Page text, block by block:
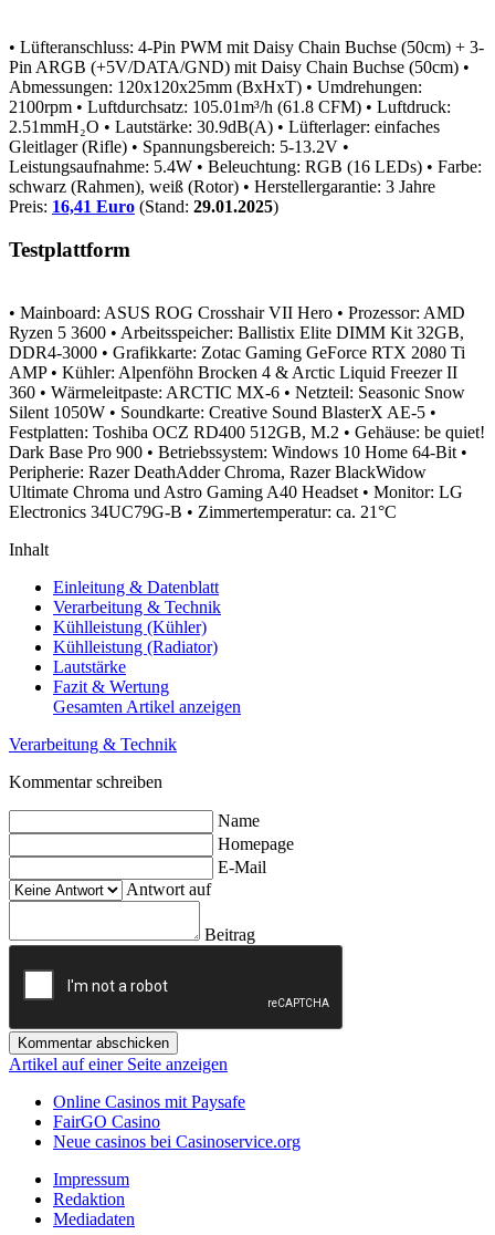
• Lüfteranschluss: 4-Pin PWM mit Daisy Chain Buchse (50cm) + 3-
Pin ARGB (+5V/DATA/GND) mit Daisy Chain Buchse (50cm) •
Abmessungen: 120x120x25mm (BxHxT) • Umdrehungen:
2100rpm • Luftdurchsatz: 105.01m³/h (61.8 CFM) • Luftdruck:
2.51mmH₂O • Lautstärke: 30.9dB(A) • Lüfterlager: einfaches
Gleitlager (Rifle) • Spannungsbereich: 5-13.2V •
Leistungsaufnahme: 5.4W • Beleuchtung: RGB (16 LEDs) • Farbe:
schwarz (Rahmen), weiß (Rotor) • Herstellergarantie: 3 Jahre
Preis: 16,41 Euro (Stand: 29.01.2025)
Testplattform
• Mainboard: ASUS ROG Crosshair VII Hero • Prozessor: AMD
Ryzen 5 3600 • Arbeitsspeicher: Ballistix Elite DIMM Kit 32GB,
DDR4-3000 • Grafikkarte: Zotac Gaming GeForce RTX 2080 Ti
AMP • Kühler: Alpenföhn Brocken 4 & Arctic Liquid Freezer II
360 • Wärmeleitpaste: ARCTIC MX-6 • Netzteil: Seasonic Snow
Silent 1050W • Soundkarte: Creative Sound BlasterX AE-5 •
Festplatten: Toshiba OCZ RD400 512GB, M.2 • Gehäuse: be quiet!
Dark Base Pro 900 • Betriebssystem: Windows 10 Home 64-Bit •
Peripherie: Razer DeathAdder Chroma, Razer BlackWidow
Ultimate Chroma und Astro Gaming A40 Headset • Monitor: LG
Electronics 34UC79G-B • Zimmertemperatur: ca. 21°C
Inhalt
Einleitung & Datenblatt
Verarbeitung & Technik
Kühlleistung (Kühler)
Kühlleistung (Radiator)
Lautstärke
Fazit & Wertung
Gesamten Artikel anzeigen
Verarbeitung & Technik
Kommentar schreiben
Name
Homepage
E-Mail
Antwort auf
Beitrag
Kommentar abschicken
Artikel auf einer Seite anzeigen
Online Casinos mit Paysafe
FairGO Casino
Neue casinos bei Casinoservice.org
Impressum
Redaktion
Mediadaten